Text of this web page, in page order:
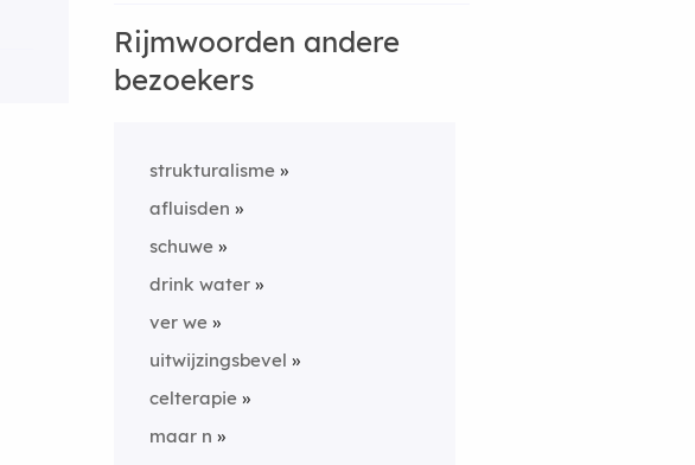
Rijmwoorden andere
bezoekers
strukturalisme
afluisden
schuwe
drink water
ver we
uitwijzingsbevel
celterapie
maar n